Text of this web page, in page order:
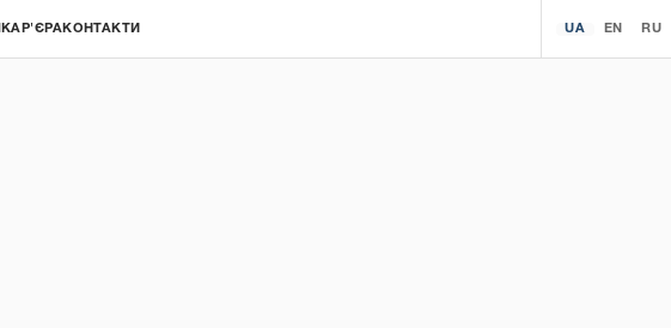
КАР'ЄРА КОНТАКТИ UA EN RU